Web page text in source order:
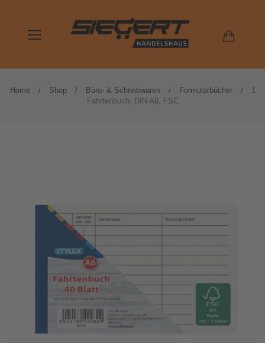
Home Shop Büro- & Schreibwaren Formularbücher
1
Fahrtenbuch, DIN A6, FSC